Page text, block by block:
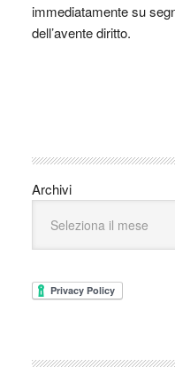
immediatamente su
dell’avente diritto.
Archivi